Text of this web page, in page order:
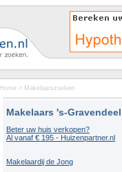
Home > Makelaarszoeken
Makelaars 's-Gravendeel
Beter uw huis verkopen?
Al vanaf € 195 - Huizenpartner.nl
Makelaardij de Jong